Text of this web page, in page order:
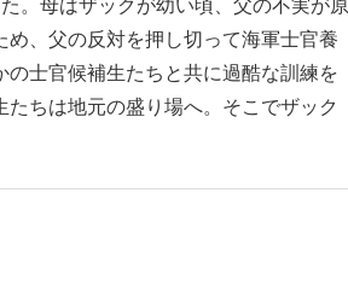
。母はザックが幼い頃、父の不実が原
、父の反対を押し切って海軍士官養
士官候補生たちと共に過酷な訓練を
ちは地元の盛り場へ。そこでザック